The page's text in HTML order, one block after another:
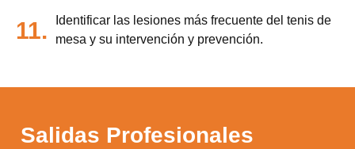
11.
Identificar las lesiones más frecuente del tenis de
mesa y su intervención y prevención.
Salidas Profesionales